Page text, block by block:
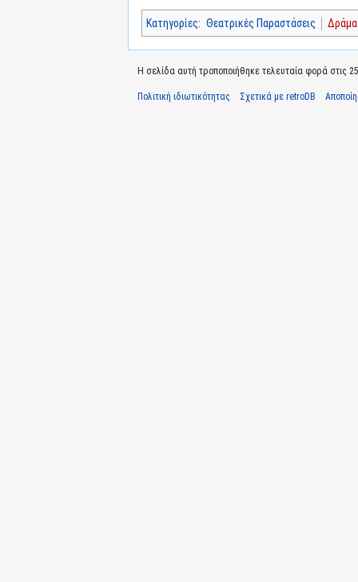
Κατηγορίες: Θεατρικές Παραστάσεις Δράμα
Η σελίδα αυτή τροποποιήθηκε τελευταία φορά στις
Πολιτική ιδιωτικότητας Σχετικά με retroDB